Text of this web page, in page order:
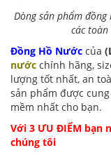
Dòng sản phẩm
các toàn
Đồng Hồ Nước của
nước chính hãng,
lượng tốt nhất, an
sản phẩm được
mềm nhất cho bạn.
Với 3 ƯU ĐIỂM bạn
chúng tôi